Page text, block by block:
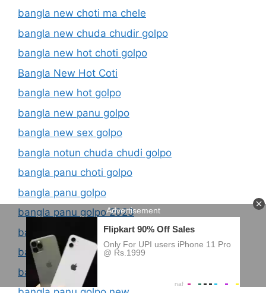
bangla new choti ma chele
bangla new chuda chudir golpo
bangla new hot choti golpo
Bangla New Hot Coti
bangla new hot golpo
bangla new panu golpo
bangla new sex golpo
bangla notun chuda chudi golpo
bangla panu choti golpo
bangla panu golpo
bangla panu golpo 2023
bangla panu golpo classifieds
bangla panu golpo com
bangla panu golpo ma chele